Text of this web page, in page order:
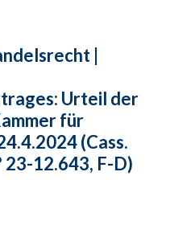
|
Urteil der
für
(Cass.
23-12.643, F-D)